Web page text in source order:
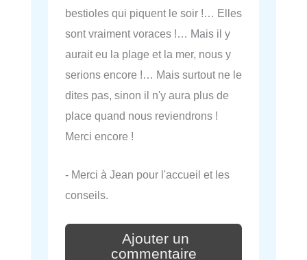
bestioles qui piquent le soir !… Elles
sont vraiment voraces !… Mais il y
aurait eu la plage et la mer, nous y
serions encore !… Mais surtout ne le
dites pas, sinon il n'y aura plus de
place quand nous reviendrons !
Merci encore !
- Merci à Jean pour l'accueil et les
conseils.
Ajouter un
commentaire